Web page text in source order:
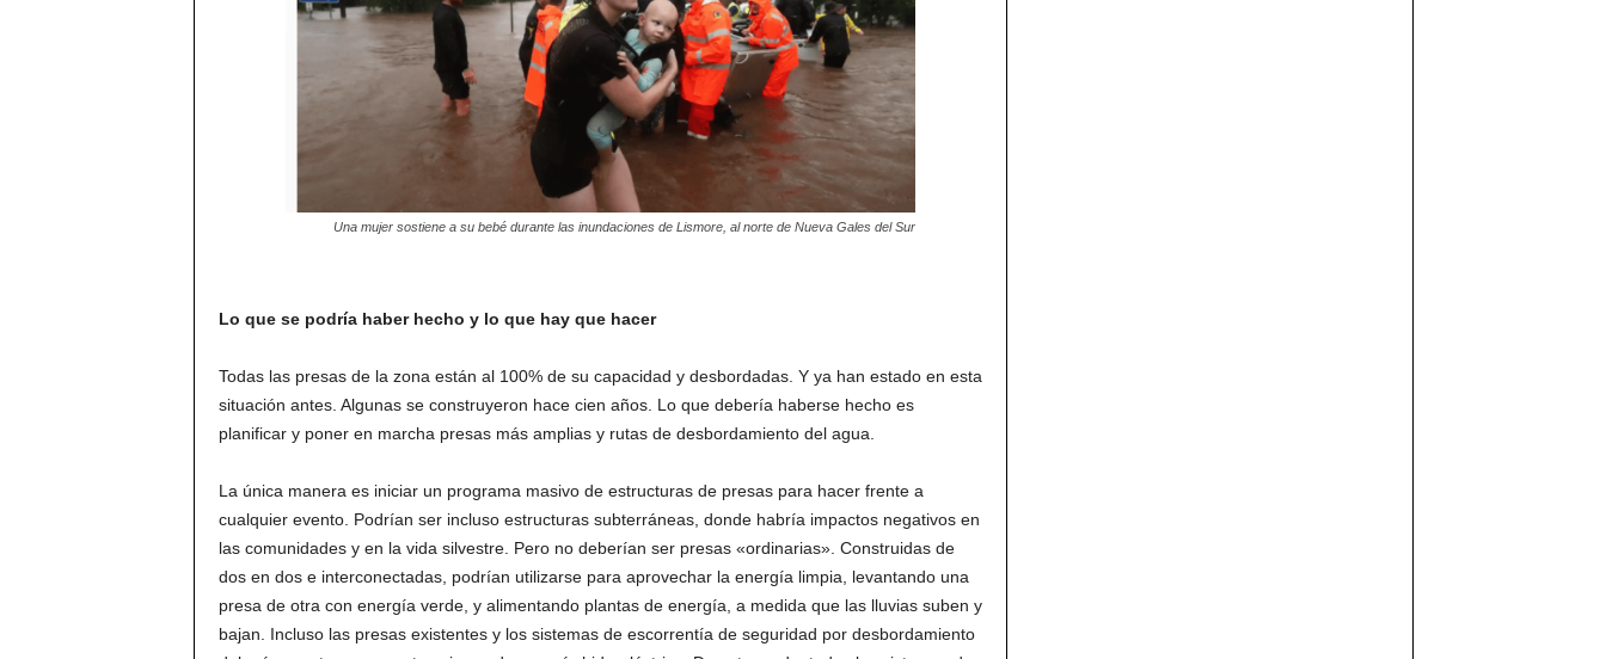
Una mujer sostiene a su bebé durante las inundaciones de Lismore, al norte de Nueva Gales del Sur
Lo que se podría haber hecho y lo que hay que hacer
Todas las presas de la zona están al 100% de su capacidad y desbordadas. Y ya han estado en esta
situación antes. Algunas se construyeron hace cien años. Lo que debería haberse hecho es
planificar y poner en marcha presas más amplias y rutas de desbordamiento del agua.
La única manera es iniciar un programa masivo de estructuras de presas para hacer frente a
cualquier evento. Podrían ser incluso estructuras subterráneas, donde habría impactos negativos en
las comunidades y en la vida silvestre. Pero no deberían ser presas «ordinarias». Construidas de
dos en dos e interconectadas, podrían utilizarse para aprovechar la energía limpia, levantando una
presa de otra con energía verde, y alimentando plantas de energía, a medida que las lluvias suben y
bajan. Incluso las presas existentes y los sistemas de escorrentía de seguridad por desbordamiento